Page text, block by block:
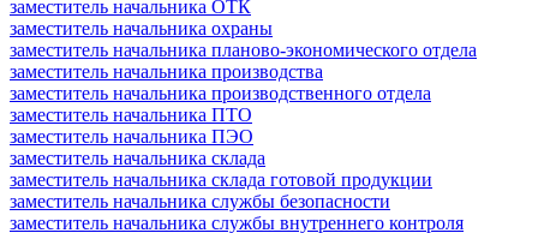
заместитель начальника ОТК
заместитель начальника охраны
заместитель начальника планово-экономического отдела
заместитель начальника производства
заместитель начальника производственного отдела
заместитель начальника ПТО
заместитель начальника ПЭО
заместитель начальника склада
заместитель начальника склада готовой продукции
заместитель начальника службы безопасности
заместитель начальника службы внутреннего контроля